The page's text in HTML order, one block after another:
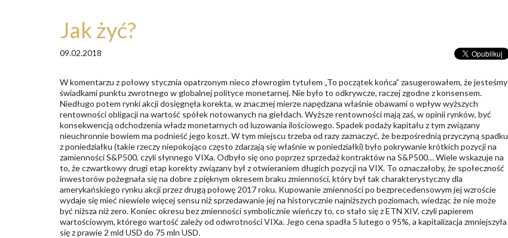
Jak żyć?
09.02.2018
W komentarzu z połowy stycznia opatrzonym nieco złowrogim tytułem „To początek końca” zasugerowałem, że jesteśmy
świadkami punktu zwrotnego w globalnej polityce monetarnej. Nie było to odkrywcze, raczej zgodne z konsensem.
Niedługo potem rynki akcji dosięgnęła korekta, w znacznej mierze napędzana właśnie obawami o wpływ wyższych
rentowności obligacji na wartość spółek notowanych na giełdach. Wyższe rentowności mają zaś, w opinii rynków, być
konsekwencją odchodzenia władz monetarnych od luzowania ilościowego. Spadek podaży kapitału z tym związany
nieuchronnie bowiem ma podnieść jego koszt. W tym miejscu trzeba od razy zaznaczyć, że bezpośrednią przyczyną spadku
z poniedziałku (takie rzeczy niepokojąco często zdarzają się właśnie w poniedziałki) było pokrywanie krótkich pozycji na
zamienności S&P500, czyli słynnego VIXa. Odbyło się ono poprzez sprzedaż kontraktów na S&P500… Wiele wskazuje na
to, że czwartkowy drugi etap korekty związany był z otwieraniem długich pozycji na VIX. To oznaczałoby, że społeczność
inwestorów pożegnała się na dobre z pięknym okresem braku zmienności, który był tak charakterystyczny dla
amerykańskiego rynku akcji przez drugą połowę 2017 roku. Kupowanie zmienności po bezprecedensowym jej wzroście
wydaje się mieć niewiele więcej sensu niż sprzedawanie jej na historycznie najniższych poziomach, wiedząc że nie może
być niższa niż zero. Koniec okresu bez zmienności symbolicznie wieńczy to, co stało się z ETN XIV, czyli papierem
wartościowym, którego wartość zależy od odwrotności VIXa. Jego cena spadła 5 lutego o 95%, a kapitalizacja zmniejszyła
się z prawie 2 mld USD do 75 mln USD.